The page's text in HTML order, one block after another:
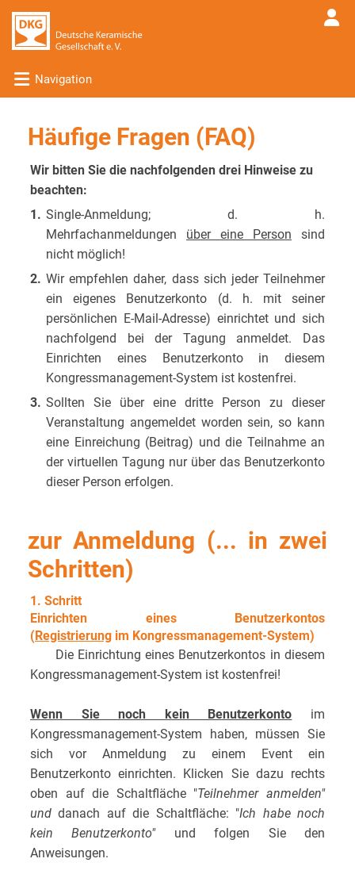
Navigation
Häufige Fragen (FAQ)
Wir bitten Sie die nachfolgenden drei Hinweise zu
beachten:
1. Single-Anmeldung; d. h.
Mehrfachanmeldungen über eine Person sind
nicht möglich!
2. Wir empfehlen daher, dass sich jeder Teilnehmer
ein eigenes Benutzerkonto (d. h. mit seiner
persönlichen E-Mail-Adresse) einrichtet und sich
nachfolgend bei der Tagung anmeldet. Das
Einrichten eines Benutzerkonto in diesem
Kongressmanagement-System ist kostenfrei.
3. Sollten Sie über eine dritte Person zu dieser
Veranstaltung angemeldet worden sein, so kann
eine Einreichung (Beitrag) und die Teilnahme an
der virtuellen Tagung nur über das Benutzerkonto
dieser Person erfolgen.
zur Anmeldung (... in zwei
Schritten)
1. Schritt
Einrichten eines Benutzerkontos
(Registrierung im Kongressmanagement-System)
Die Einrichtung eines Benutzerkontos in diesem
Kongressmanagement-System ist kostenfrei!
Wenn Sie noch kein Benutzerkonto
im
Kongressmanagement-System haben, müssen Sie
sich vor Anmeldung zu einem Event ein
Benutzerkonto einrichten. Klicken Sie dazu rechts
oben auf die Schaltfläche "Teilnehmer anmelden"
unddanach auf die Schaltfläche: "Ich habe noch
kein Benutzerkonto" und folgen Sie den
Anweisungen.